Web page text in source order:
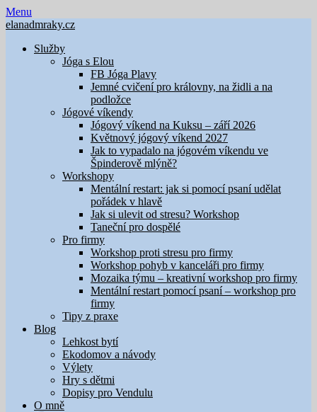
Skip
to
Menu
elanadmraky.cz
Služby
Jóga s Elou
FB Jóga Plavy
Jemné cvičení pro královny, na židli a na
podložce
Jógové víkendy
Jógový víkend na Kuksu – září 2026
Květnový jógový víkend 2027
Jak to vypadalo na jógovém víkendu ve
Špinderově mlýně?
Workshopy
Mentální restart: jak si pomocí psaní udělat
pořádek v hlavě
Jak si ulevit od stresu? Workshop
Taneční pro dospělé
Pro firmy
Workshop proti stresu pro firmy
Workshop pohyb v kanceláři pro firmy
Mozaika týmu – kreativní workshop pro firmy
Mentální restart pomocí psaní – workshop pro
firmy
Tipy z praxe
Blog
Lehkost bytí
Ekodomov a návody
Výlety
Hry s dětmi
Dopisy pro Vendulu
O mně